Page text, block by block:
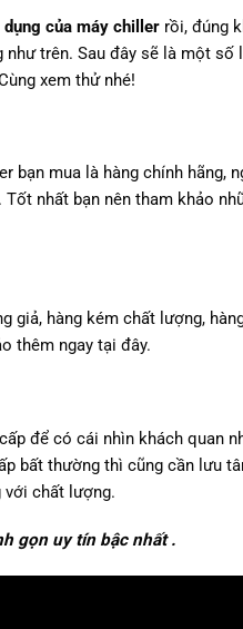
dụng của máy chiller rồi, đúng
trên. Sau đây sẽ là một
xem thử nhé!
mua là hàng chính hãng,
nhất bạn nên tham khảo
giả, hàng kém chất lượng,
thêm ngay tại đây.
để có cái nhìn khách quan
bất thường thì cũng cần lưu
với chất lượng.
gọn uy tín bậc nhất .